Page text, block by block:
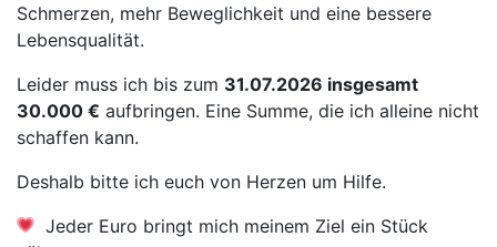
Schmerzen, mehr Beweglichkeit und eine bessere
Lebensqualität.
Leider muss ich bis zum 31.07.2026 insgesamt
30.000 € aufbringen. Eine Summe, die ich alleine nicht
schaffen kann.
Deshalb bitte ich euch von Herzen um Hilfe.
Jeder Euro bringt mich meinem Ziel ein Stück